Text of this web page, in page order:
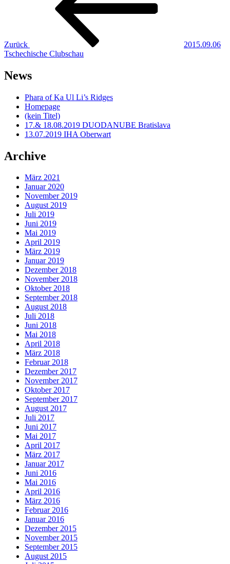
Zurück
2015.09.06
Tschechische Clubschau
News
Phara of Ka Ul Li’s Ridges
Homepage
(kein Titel)
17.& 18.08.2019 DUODANUBE Bratislava
13.07.2019 IHA Oberwart
Archive
März 2021
Januar 2020
November 2019
August 2019
Juli 2019
Juni 2019
Mai 2019
April 2019
März 2019
Januar 2019
Dezember 2018
November 2018
Oktober 2018
September 2018
August 2018
Juli 2018
Juni 2018
Mai 2018
April 2018
März 2018
Februar 2018
Dezember 2017
November 2017
Oktober 2017
September 2017
August 2017
Juli 2017
Juni 2017
Mai 2017
April 2017
März 2017
Januar 2017
Juni 2016
Mai 2016
April 2016
März 2016
Februar 2016
Januar 2016
Dezember 2015
November 2015
September 2015
August 2015